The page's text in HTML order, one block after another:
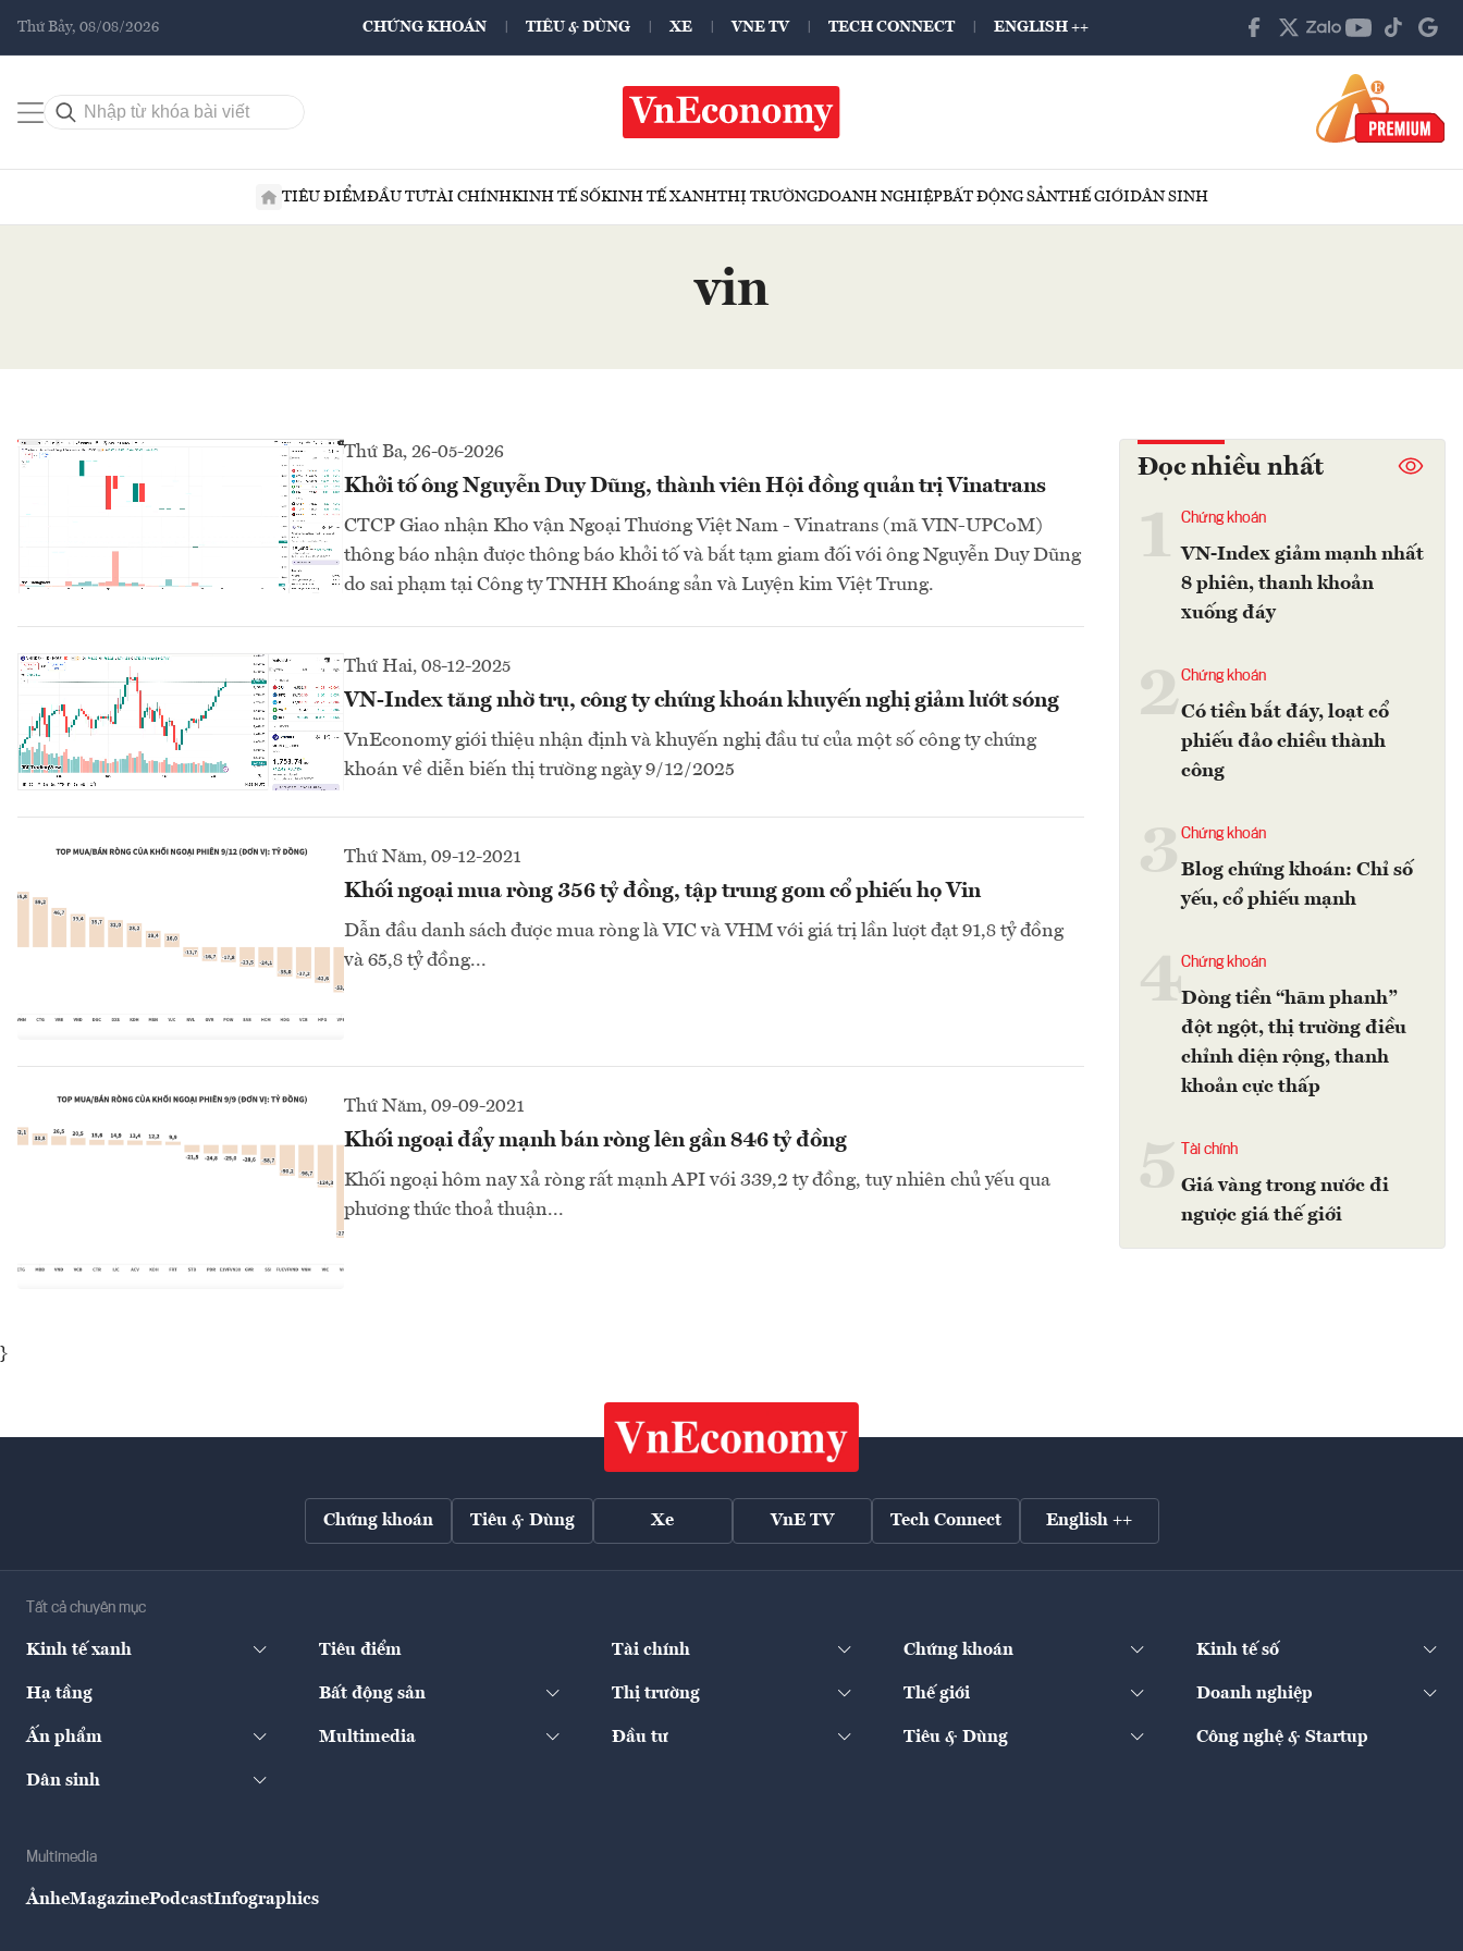
Thứ Bảy, 08/08/2026 CHỨNG KHOÁN TIÊU & DÙNG XE VNE TV TECH CONNECT ENGLISH ++
TIÊU ĐIỂMĐẦU TƯTÀI CHÍNHKINH TẾ SỐKINH TẾ XANHTHỊ TRƯỜNGDOANH NGHIỆPBẤT ĐỘNG SẢNTHẾ GIỚIDÂN SINH
vin
Thứ Ba, 26-05-2026
Khởi tố ông Nguyễn Duy Dũng, thành viên Hội đồng quản trị Vinatrans
CTCP Giao nhận Kho vận Ngoại Thương Việt Nam - Vinatrans (mã VIN-UPCoM)
thông báo nhận được thông báo khởi tố và bắt tạm giam đối với ông Nguyễn Duy Dũng
do sai phạm tại Công ty TNHH Khoáng sản và Luyện kim Việt Trung.
Thứ Hai, 08-12-2025
VN-Index tăng nhờ trụ, công ty chứng khoán khuyến nghị giảm lướt sóng
VnEconomy giới thiệu nhận định và khuyến nghị đầu tư của một số công ty chứng
khoán về diễn biến thị trường ngày 9/12/2025
Thứ Năm, 09-12-2021
Khối ngoại mua ròng 356 tỷ đồng, tập trung gom cổ phiếu họ Vin
Dẫn đầu danh sách được mua ròng là VIC và VHM với giá trị lần lượt đạt 91,8 tỷ đồng
và 65,8 tỷ đồng...
Thứ Năm, 09-09-2021
Khối ngoại đẩy mạnh bán ròng lên gần 846 tỷ đồng
Khối ngoại hôm nay xả ròng rất mạnh API với 339,2 ty đồng, tuy nhiên chủ yếu qua
phương thức thoả thuận...
Đọc nhiều nhất
Chứng khoán
VN-Index giảm mạnh nhất
8 phiên, thanh khoản
xuống đáy
2Chứng khoán
Có tiền bắt đáy, loạt cổ
phiếu đảo chiều thành
công
Chứng khoán
Blog chứng khoán: Chỉ số
yếu, cổ phiếu mạnh
4Chứng khoán
Dòng tiền “hãm phanh”
đột ngột, thị trường điều
chỉnh diện rộng, thanh
khoản cực thấp
Tài chính
Giá vàng trong nước đi
ngược giá thế giới
}
Chứng khoán Tiêu & Dùng Xe VnE TV Tech Connect English ++
Tất cả chuyên mục
Kinh tế xanh Tiêu điểm Tài chính Chứng khoán Kinh tế số
Hạ tầng Bất động sản Thị trường Thế giới Doanh nghiệp
Ấn phẩm Multimedia Đầu tư Tiêu & Dùng Công nghệ & Startup
Dân sinh
Multimedia
ẢnheMagazinePodcastInfographics